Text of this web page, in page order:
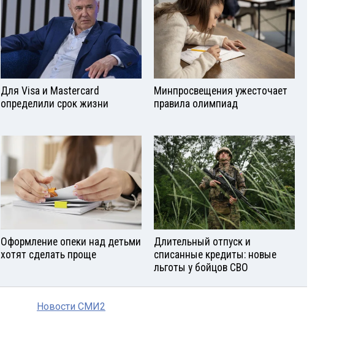
Для Visа и Mastercard
определили срок жизни
Минпросвещения ужесточает
правила олимпиад
Оформление опеки над детьми
хотят сделать проще
Длительный отпуск и
списанные кредиты: новые
льготы у бойцов СВО
Новости СМИ2